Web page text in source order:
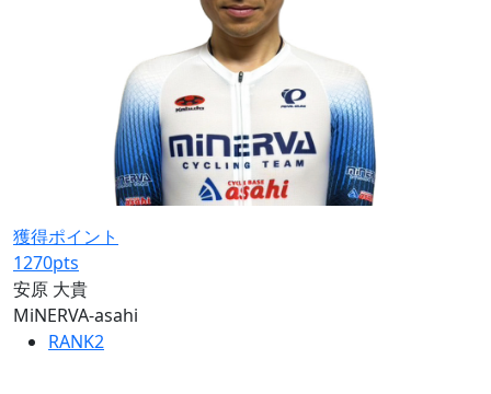
獲得ポイント
1270pts
安原 大貴
MiNERVA-asahi
RANK2